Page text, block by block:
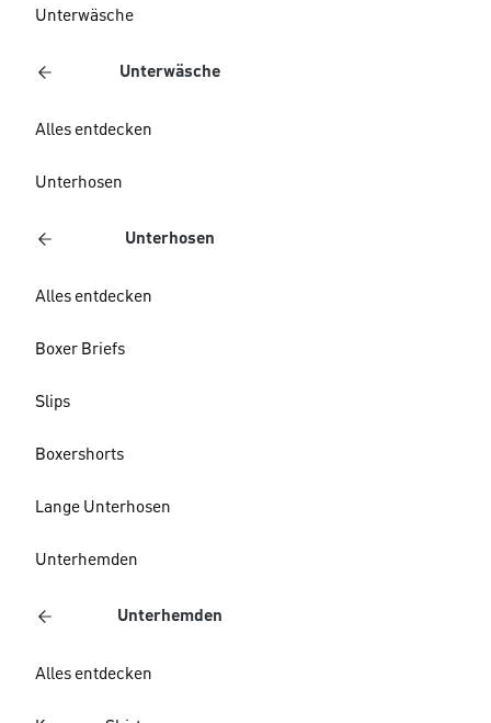
Unterwäsche
Unterwäsche
Alles entdecken
Unterhosen
Unterhosen
Alles entdecken
Boxer Briefs
Slips
Boxershorts
Lange Unterhosen
Unterhemden
Unterhemden
Alles entdecken